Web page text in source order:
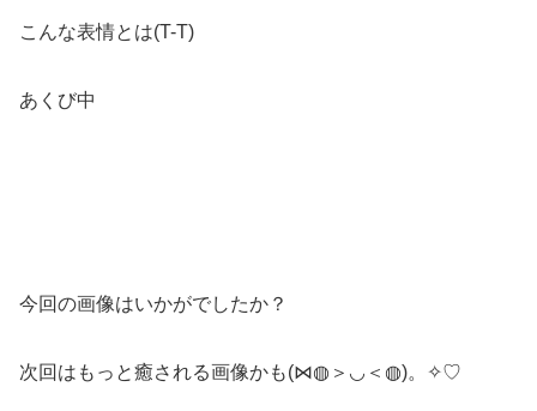
こんな表情とは(T-T)
あくび中
今回の画像はいかがでしたか？
次回はもっと癒される画像かも(⋈◍＞◡＜◍)。✧♡